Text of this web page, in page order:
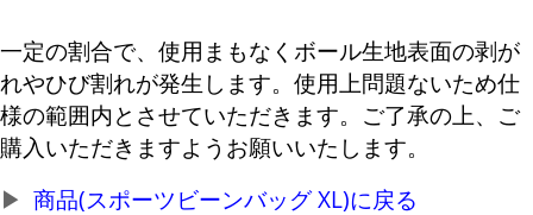
一定の割合で、使用まもなくボール生地表面の剥が
れやひび割れが発生します。使用上問題ないため仕
様の範囲内とさせていただきます。ご了承の上、ご
購入いただきますようお願いいたします。
商品(スポーツビーンバッグ XL)に戻る